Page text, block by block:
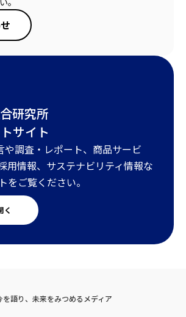
研究所
サイト
や調査・レポート、商品サービ
用情報、サステナビリティ情報な
をご覧ください。
く
語り、未来をみつめるメディア